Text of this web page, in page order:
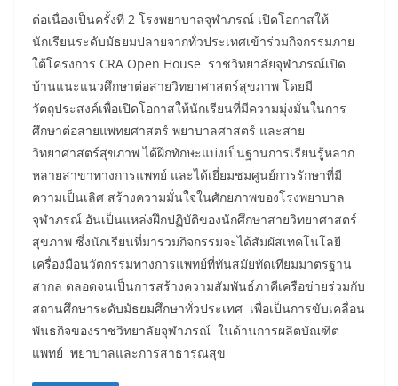
ต่อเนื่องเป็นครั้งที่ 2 โรงพยาบาลจุฬาภรณ์ เปิดโอกาสให้
นักเรียนระดับมัธยมปลายจากทั่วประเทศเข้าร่วมกิจกรรมภาย
ใต้โครงการ CRA Open House ราชวิทยาลัยจุฬาภรณ์เปิด
บ้านแนะแนวศึกษาต่อสายวิทยาศาสตร์สุขภาพ โดยมี
วัตถุประสงค์เพื่อเปิดโอกาสให้นักเรียนที่มีความมุ่งมั่นในการ
ศึกษาต่อสายแพทยศาสตร์ พยาบาลศาสตร์ และสาย
วิทยาศาสตร์สุขภาพ ได้ฝึกทักษะแบ่งเป็นฐานการเรียนรู้หลาก
หลายสาขาทางการแพทย์ และได้เยี่ยมชมศูนย์การรักษาที่มี
ความเป็นเลิศ สร้างความมั่นใจในศักยภาพของโรงพยาบาล
จุฬาภรณ์ อันเป็นแหล่งฝึกปฏิบัติของนักศึกษาสายวิทยาศาสตร์
สุขภาพ ซึ่งนักเรียนที่มาร่วมกิจกรรมจะได้สัมผัสเทคโนโลยี
เครื่องมือนวัตกรรมทางการแพทย์ที่ทันสมัยทัดเทียมมาตรฐาน
สากล ตลอดจนเป็นการสร้างความสัมพันธ์ภาคีเครือข่ายร่วมกับ
สถานศึกษาระดับมัธยมศึกษาทั่วประเทศ เพื่อเป็นการขับเคลื่อน
พันธกิจของราชวิทยาลัยจุฬาภรณ์ ในด้านการผลิตบัณฑิต
แพทย์ พยาบาลและการสาธารณสุข